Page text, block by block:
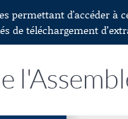
permettant d'accéder
de téléchargement